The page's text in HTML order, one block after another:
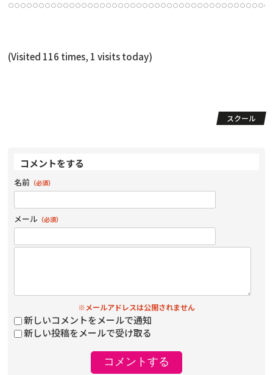
(Visited 116 times, 1 visits today)
スクール
コメントをする
名前 （必須）
メール （必須）
※メールアドレスは公開されません
新しいコメントをメールで通知
新しい投稿をメールで受け取る